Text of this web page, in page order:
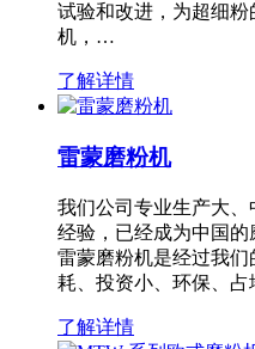
试验和改进，为超细
机，…
了解详情
雷蒙磨粉机
我们公司专业生产大
经验，已经成为中国的
雷蒙磨粉机是经过我
耗、投资小、环保、
了解详情